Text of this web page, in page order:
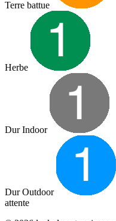
Terre battue
Herbe
Dur Indoor
Dur Outdoor
attente